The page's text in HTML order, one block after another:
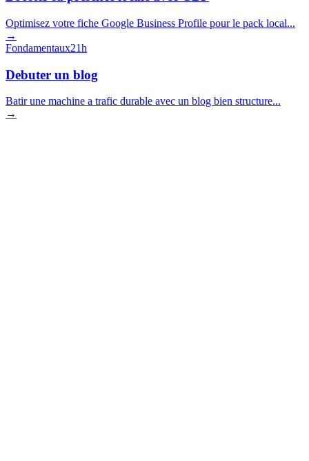
Optimisez votre fiche Google Business Profile pour le pack local...
→
Fondamentaux21h
Debuter un blog
Batir une machine a trafic durable avec un blog bien structure...
→